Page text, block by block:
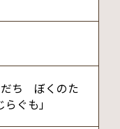
だち ぼくのた
ぐも」